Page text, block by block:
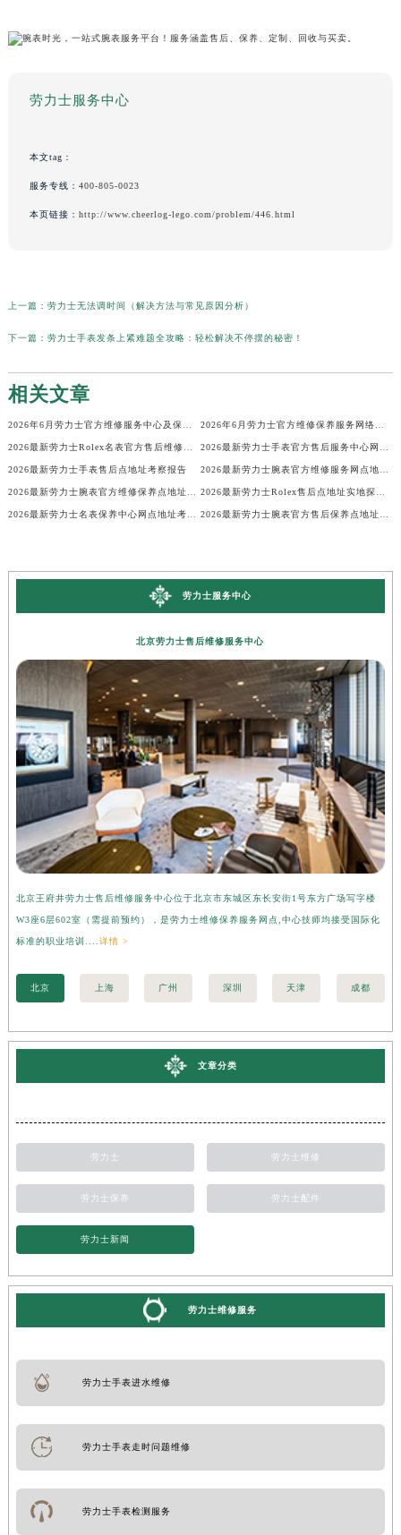
劳力士服务中心
本文tag：
服务专线： 400-805-0023
本页链接： http://www.cheerlog-lego.com/problem/446.html
上一篇： 劳力士无法调时间（解决方法与常见原因分析）
下一篇： 劳力士手表发条上紧难题全攻略：轻松解决不停摆的秘密！
相关文章
2026最新劳力士手表售后点地址考察报告
劳力士服务中心
北京劳力士售后维修服务中心
北京王府井劳力士售后维修服务中心位于北京市东城区东长安街1号东方广场写字楼
W3座6层602室（需提前预约），是劳力士维修保养服务网点,中心技师均接受国际化
标准的职业培训.... 详情 >
北京 上海 广州 深圳 天津 成都
文章分类
劳力士 劳力士维修
劳力士保养 劳力士配件
劳力士新闻
劳力士维修服务
劳力士手表进水维修
劳力士手表走时问题维修
劳力士手表检测服务